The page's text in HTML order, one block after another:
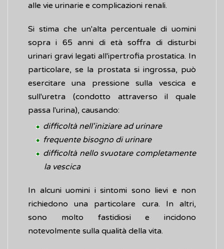
alle vie urinarie e complicazioni renali.
Si stima che un'alta percentuale di uomini
sopra i 65 anni di età soffra di disturbi
urinari gravi legati all'ipertrofia prostatica. In
particolare, se la prostata si ingrossa, può
esercitare una pressione sulla vescica e
sull'uretra (condotto attraverso il quale
passa l'urina), causando:
difficoltà nell'iniziare ad urinare
frequente bisogno di urinare
difficoltà nello svuotare completamente
la vescica
In alcuni uomini i sintomi sono lievi e non
richiedono una particolare cura. In altri,
sono molto fastidiosi e incidono
notevolmente sulla qualità della vita.